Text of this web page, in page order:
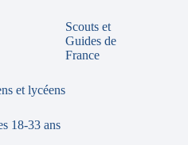
Scouts et
Guides de
France
et lycéens
18-33 ans